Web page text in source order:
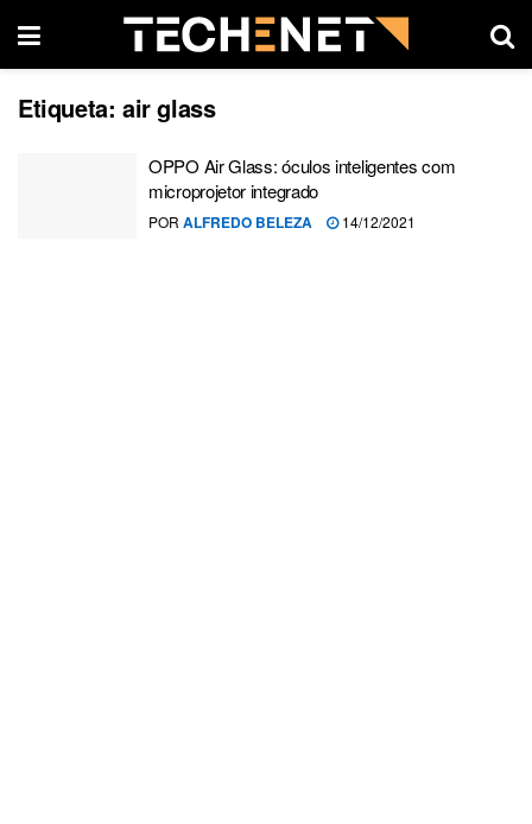
Etiqueta: air glass
OPPO Air Glass: óculos inteligentes com
microprojetor integrado
POR ALFREDO BELEZA 14/12/2021